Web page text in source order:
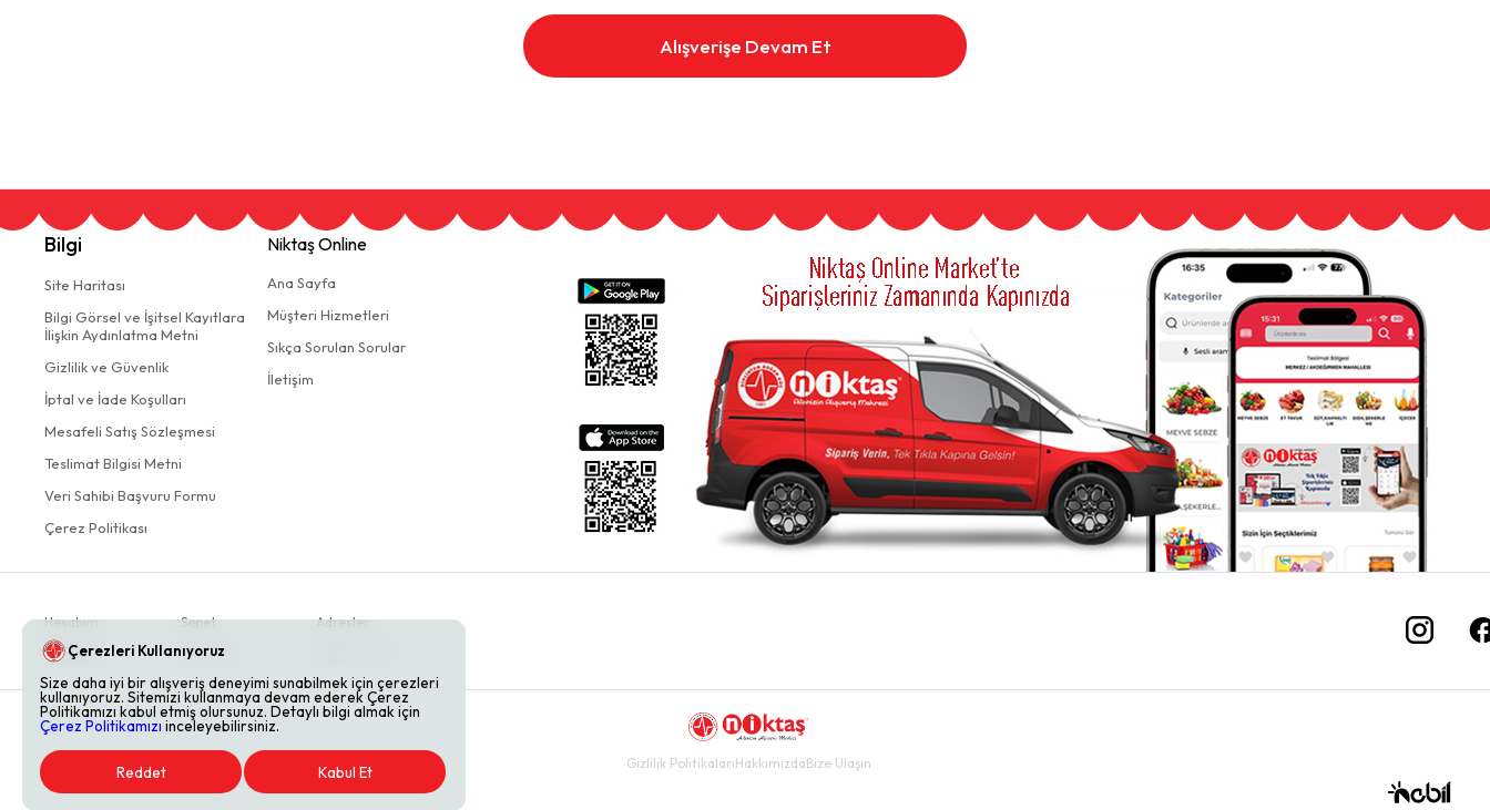
Alışverişe Devam Et
Bilgi
Site Haritası
Bilgi Görsel ve İşitsel Kayıtlara
İlişkin Aydınlatma Metni
Gizlilik ve Güvenlik
İptal ve İade Koşulları
Mesafeli Satış Sözleşmesi
Teslimat Bilgisi Metni
Veri Sahibi Başvuru Formu
Çerez Politikası
Niktaş Online
Ana Sayfa
Müşteri Hizmetleri
Sıkça Sorulan Sorular
İletişim
Hesabım
Siparişler
Sepet
Favoriler
Adresler
Gizlilik PolitikalarıHakkımızdaBize Ulaşın
Çerezleri Kullanıyoruz
Size daha iyi bir alışveriş deneyimi sunabilmek için çerezleri
kullanıyoruz. Sitemizi kullanmaya devam ederek Çerez
Politikamızı kabul etmiş olursunuz. Detaylı bilgi almak için
Çerez Politikamızı inceleyebilirsiniz.
Reddet Kabul Et